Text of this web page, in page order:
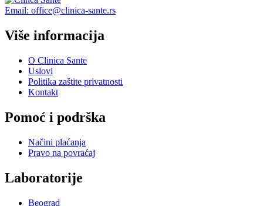
Email: office@clinica-sante.rs
Više informacija
O Clinica Sante
Uslovi
Politika zaštite privatnosti
Kontakt
Pomoć i podrška
Načini plaćanja
Pravo na povraćaj
Laboratorije
Beograd